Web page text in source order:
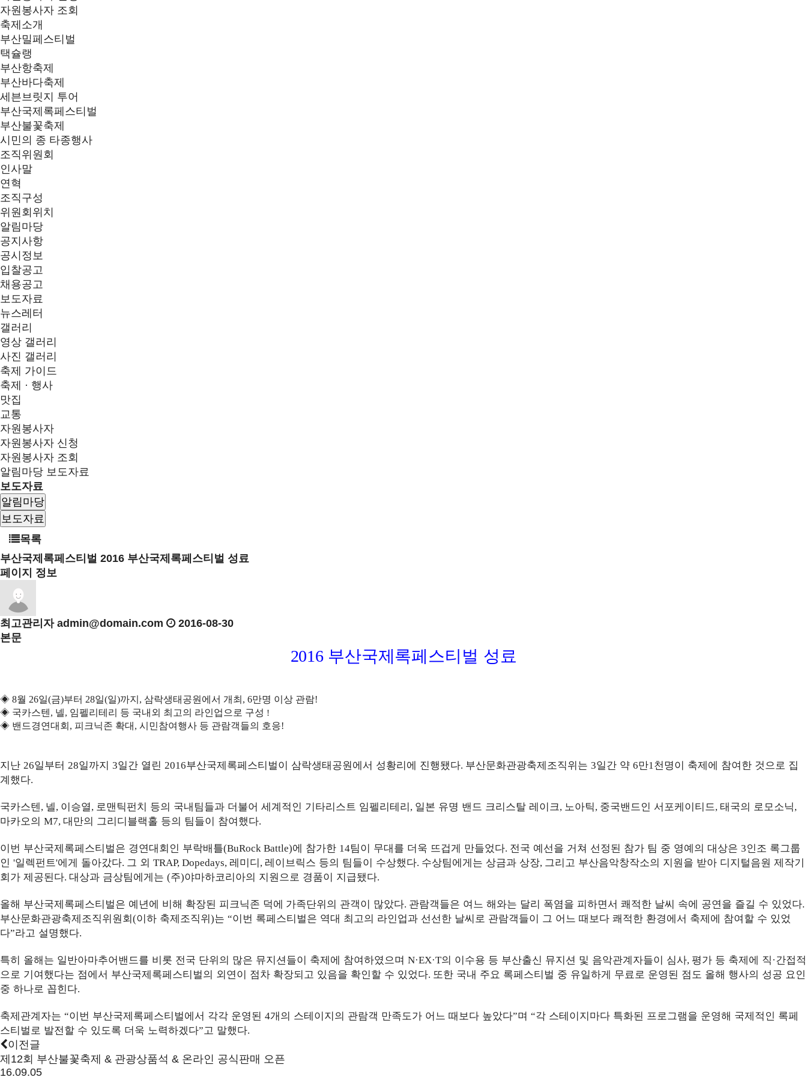
자원봉사자 조회
축제소개
부산밀페스티벌
택슐랭
부산항축제
부산바다축제
세븐브릿지 투어
부산국제록페스티벌
부산불꽃축제
시민의 종 타종행사
조직위원회
인사말
연혁
조직구성
위원회위치
알림마당
공지사항
공시정보
입찰공고
채용공고
보도자료
뉴스레터
갤러리
영상 갤러리
사진 갤러리
축제 가이드
축제 · 행사
맛집
교통
자원봉사자
자원봉사자 신청
자원봉사자 조회
알림마당 보도자료
보도자료
알림마당
보도자료
목록
부산국제록페스티벌 2016 부산국제록페스티벌 성료
페이지 정보
최고관리자 admin@domain.com
2016-08-30
본문
2016 부산국제록페스티벌 성료
◈ 8월 26일(금)부터 28일(일)까지 , 삼락생태공원에서 개최 , 6만명 이상 관람!
◈ 국카스텐 , 넬, 임펠리테리 등 국내외 최고의 라인업으로 구성 !
◈ 밴드경연대회 , 피크닉존 확대 , 시민참여행사 등 관람객들의 호응!
지난 26일부터 28일까지 3일간 열린 2016부산국제록페스티벌이 삼락생태공원에서 성황리에 진행됐다. 부산문화관광축제조직위는 3일간 약 6만1천명이 축제에 참여한 것으로 집
계했다.
국카스텐, 넬, 이승열, 로맨틱펀치 등의 국내팀들과 더불어 세계적인 기타리스트 임펠리테리 , 일본 유명 밴드 크리스탈 레이크, 노아틱, 중국밴드인 서포케이티드, 태국의 로모소닉,
마카오의 M7, 대만의 그리디블랙홀 등의 팀들이 참여했다.
이번 부산국제록페스티벌은 경연대회인 부락배틀(BuRock Battle)에 참가한 14팀이 무대를 더욱 뜨겁게 만들었다. 전국 예선을 거쳐 선정된 참가 팀 중 영예의 대상은 3인조 록그룹
인 '일렉펀트'에게 돌아갔다. 그 외 TRAP, Dopedays, 레미디 , 레이브릭스 등의 팀들이 수상했다. 수상팀에게는 상금과 상장, 그리고 부산음악창작소의 지원을 받아 디지털음원 제작기
회가 제공된다. 대상과 금상팀에게는 (주)야마하코리아의 지원으로 경품이 지급됐다.
올해 부산국제록페스티벌은 예년에 비해 확장된 피크닉존 덕에 가족단위의 관객이 많았다. 관람객들은 여느 해와는 달리 폭염을 피하면서 쾌적한 날씨 속에 공연을 즐길 수 있었다.
부산문화관광축제조직위원회(이하 축제조직위)는 “이번 록페스티벌은 역대 최고의 라인업과 선선한 날씨로 관람객들이 그 어느 때보다 쾌적한 환경에서 축제에 참여할 수 있었
다”라고 설명했다.
특히 올해는 일반아마추어밴드를 비롯 전국 단위의 많은 뮤지션들이 축제에 참여하였으며 N·EX·T의 이수용 등 부산출신 뮤지션 및 음악관계자들이 심사, 평가 등 축제에 직 ·간접적
으로 기여했다는 점에서 부산국제록페스티벌의 외연이 점차 확장되고 있음을 확인할 수 있었다. 또한 국내 주요 록페스티벌 중 유일하게 무료로 운영된 점도 올해 행사의 성공 요인
중 하나로 꼽힌다.
축제관계자는 “이번 부산국제록페스티벌에서 각각 운영된 4개의 스테이지의 관람객 만족도가 어느 때보다 높았다”며 “각 스테이지마다 특화된 프로그램을 운영해 국제적인 록페
스티벌로 발전할 수 있도록 더욱 노력하겠다”고 말했다.
이전글
제12회 부산불꽃축제 & 관광상품석 & 온라인 공식판매 오픈
16.09.05